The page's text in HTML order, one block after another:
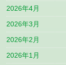
2026年4月
2026年3月
2026年2月
2026年1月